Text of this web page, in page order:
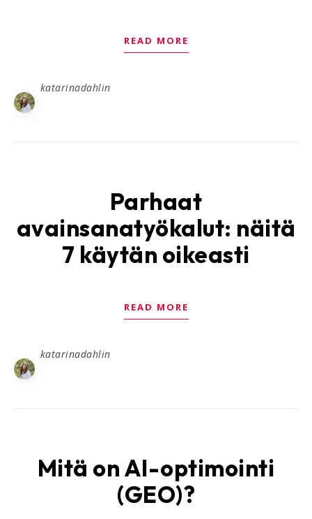
READ MORE
katarinadahlin
Parhaat
avainsanatyökalut: näitä
7 käytän oikeasti
READ MORE
katarinadahlin
Mitä on AI-optimointi
(GEO)?